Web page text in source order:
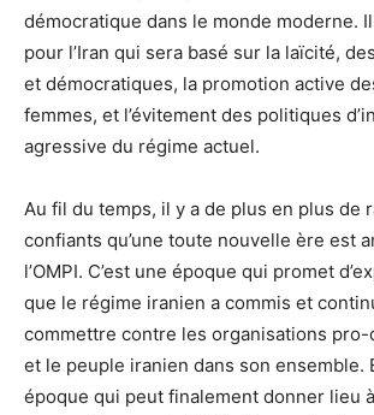
démocratique dans le monde moderne.
pour l’Iran qui sera basé sur la laïcité,
et démocratiques, la promotion active
femmes, et l’évitement des politiques
agressive du régime actuel.
Au fil du temps, il y a de plus en plus de
confiants qu’une toute nouvelle ère est
l’OMPI. C’est une époque qui promet
que le régime iranien a commis et
commettre contre les organisations
et le peuple iranien dans son ensemble.
époque qui peut finalement donner lieu